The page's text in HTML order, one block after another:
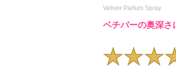
Vetiver Parfum Spray
ベチバーの奥深さ